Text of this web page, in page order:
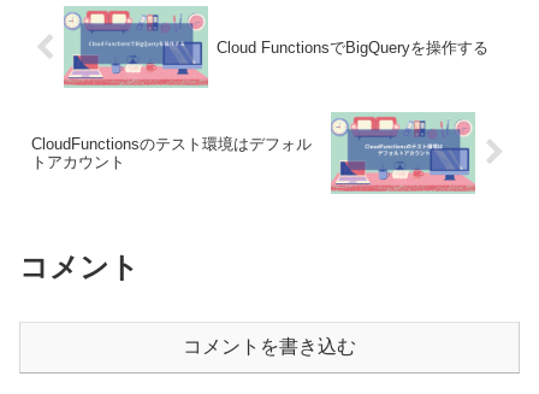
Cloud FunctionsでBigQueryを操作する
CloudFunctionsのテスト環境はデフォル
トアカウント
コメント
コメントを書き込む